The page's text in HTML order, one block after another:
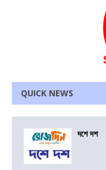
QUICK NEWS
দশে দশ